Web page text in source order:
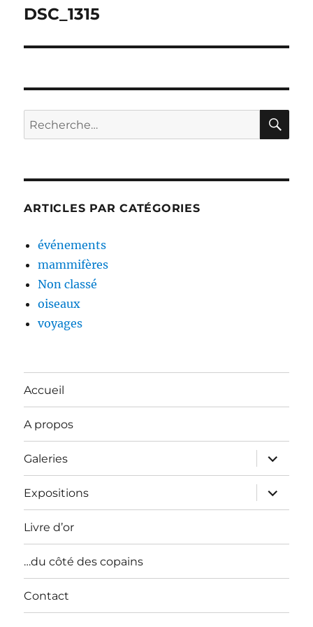
de
DSC_1315
Recherche
pour :
ARTICLES PAR CATÉGORIES
événements
mammifères
Non classé
oiseaux
voyages
Accueil
A propos
Galeries
ouvrir
le
sous-
menu
Expositions
ouvrir
le
sous-
Livre d’or
…du côté des copains
Contact